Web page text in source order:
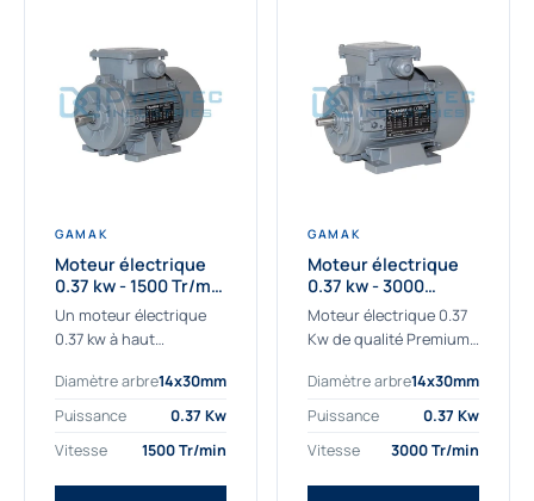
GAMAK
Moteur électrique
0.37 kw - 1500 Tr/min
- 230/400V - IE2
Un moteur électrique
0.37 kw à haut
applications les plus
exigeantes.
kw de référence
AGM2EL 71 M 4b...
Diamètre arbre14x30mm
Puissance
0.37 Kw
Vitesse
1500 Tr/min
GAMAK
Moteur électrique
0.37 kw - 3000
Tr/min - 230/400V -
IE2
Moteur électrique 0.37
Kw de qualité Premium,
application. Notre
gamme de moteurs
exclusivement
fabriquée...
Diamètre arbre14x30mm
Puissance
0.37 Kw
Vitesse
3000 Tr/min